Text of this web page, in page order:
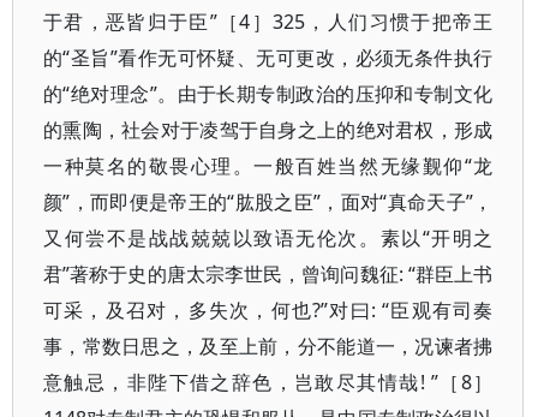
于君，恶皆归于臣”［4］325，人们习惯于把帝王
的“圣旨”看作无可怀疑、无可更改，必须无条件执行
的“绝对理念”。由于长期专制政治的压抑和专制文化
的熏陶，社会对于凌驾于自身之上的绝对君权，形成
一种莫名的敬畏心理。一般百姓当然无缘觐仰“龙
颜”，而即便是帝王的“肱股之臣”，面对“真命天子”，
又何尝不是战战兢兢以致语无伦次。素以“开明之
君”著称于史的唐太宗李世民，曾询问魏征: “群臣上书
可采，及召对，多失次，何也?”对曰: “臣观有司奏
事，常数日思之，及至上前，分不能道一，况谏者拂
意触忌，非陛下借之辞色，岂敢尽其情哉! ”［8］